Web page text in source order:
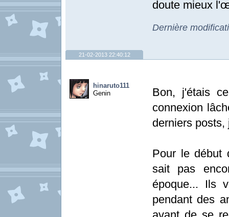
doute mieux
Dernière
21-02-2013 22:40:12
hinaruto111
Genin
Bon, j'étais
connexion
derniers
Pour le début
sait pas
époque... Ils
pendant des